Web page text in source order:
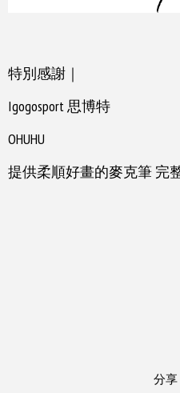
特別感謝｜
Igogosport 思博特
OHUHU
提供柔順好畫的麥克筆 完
分享